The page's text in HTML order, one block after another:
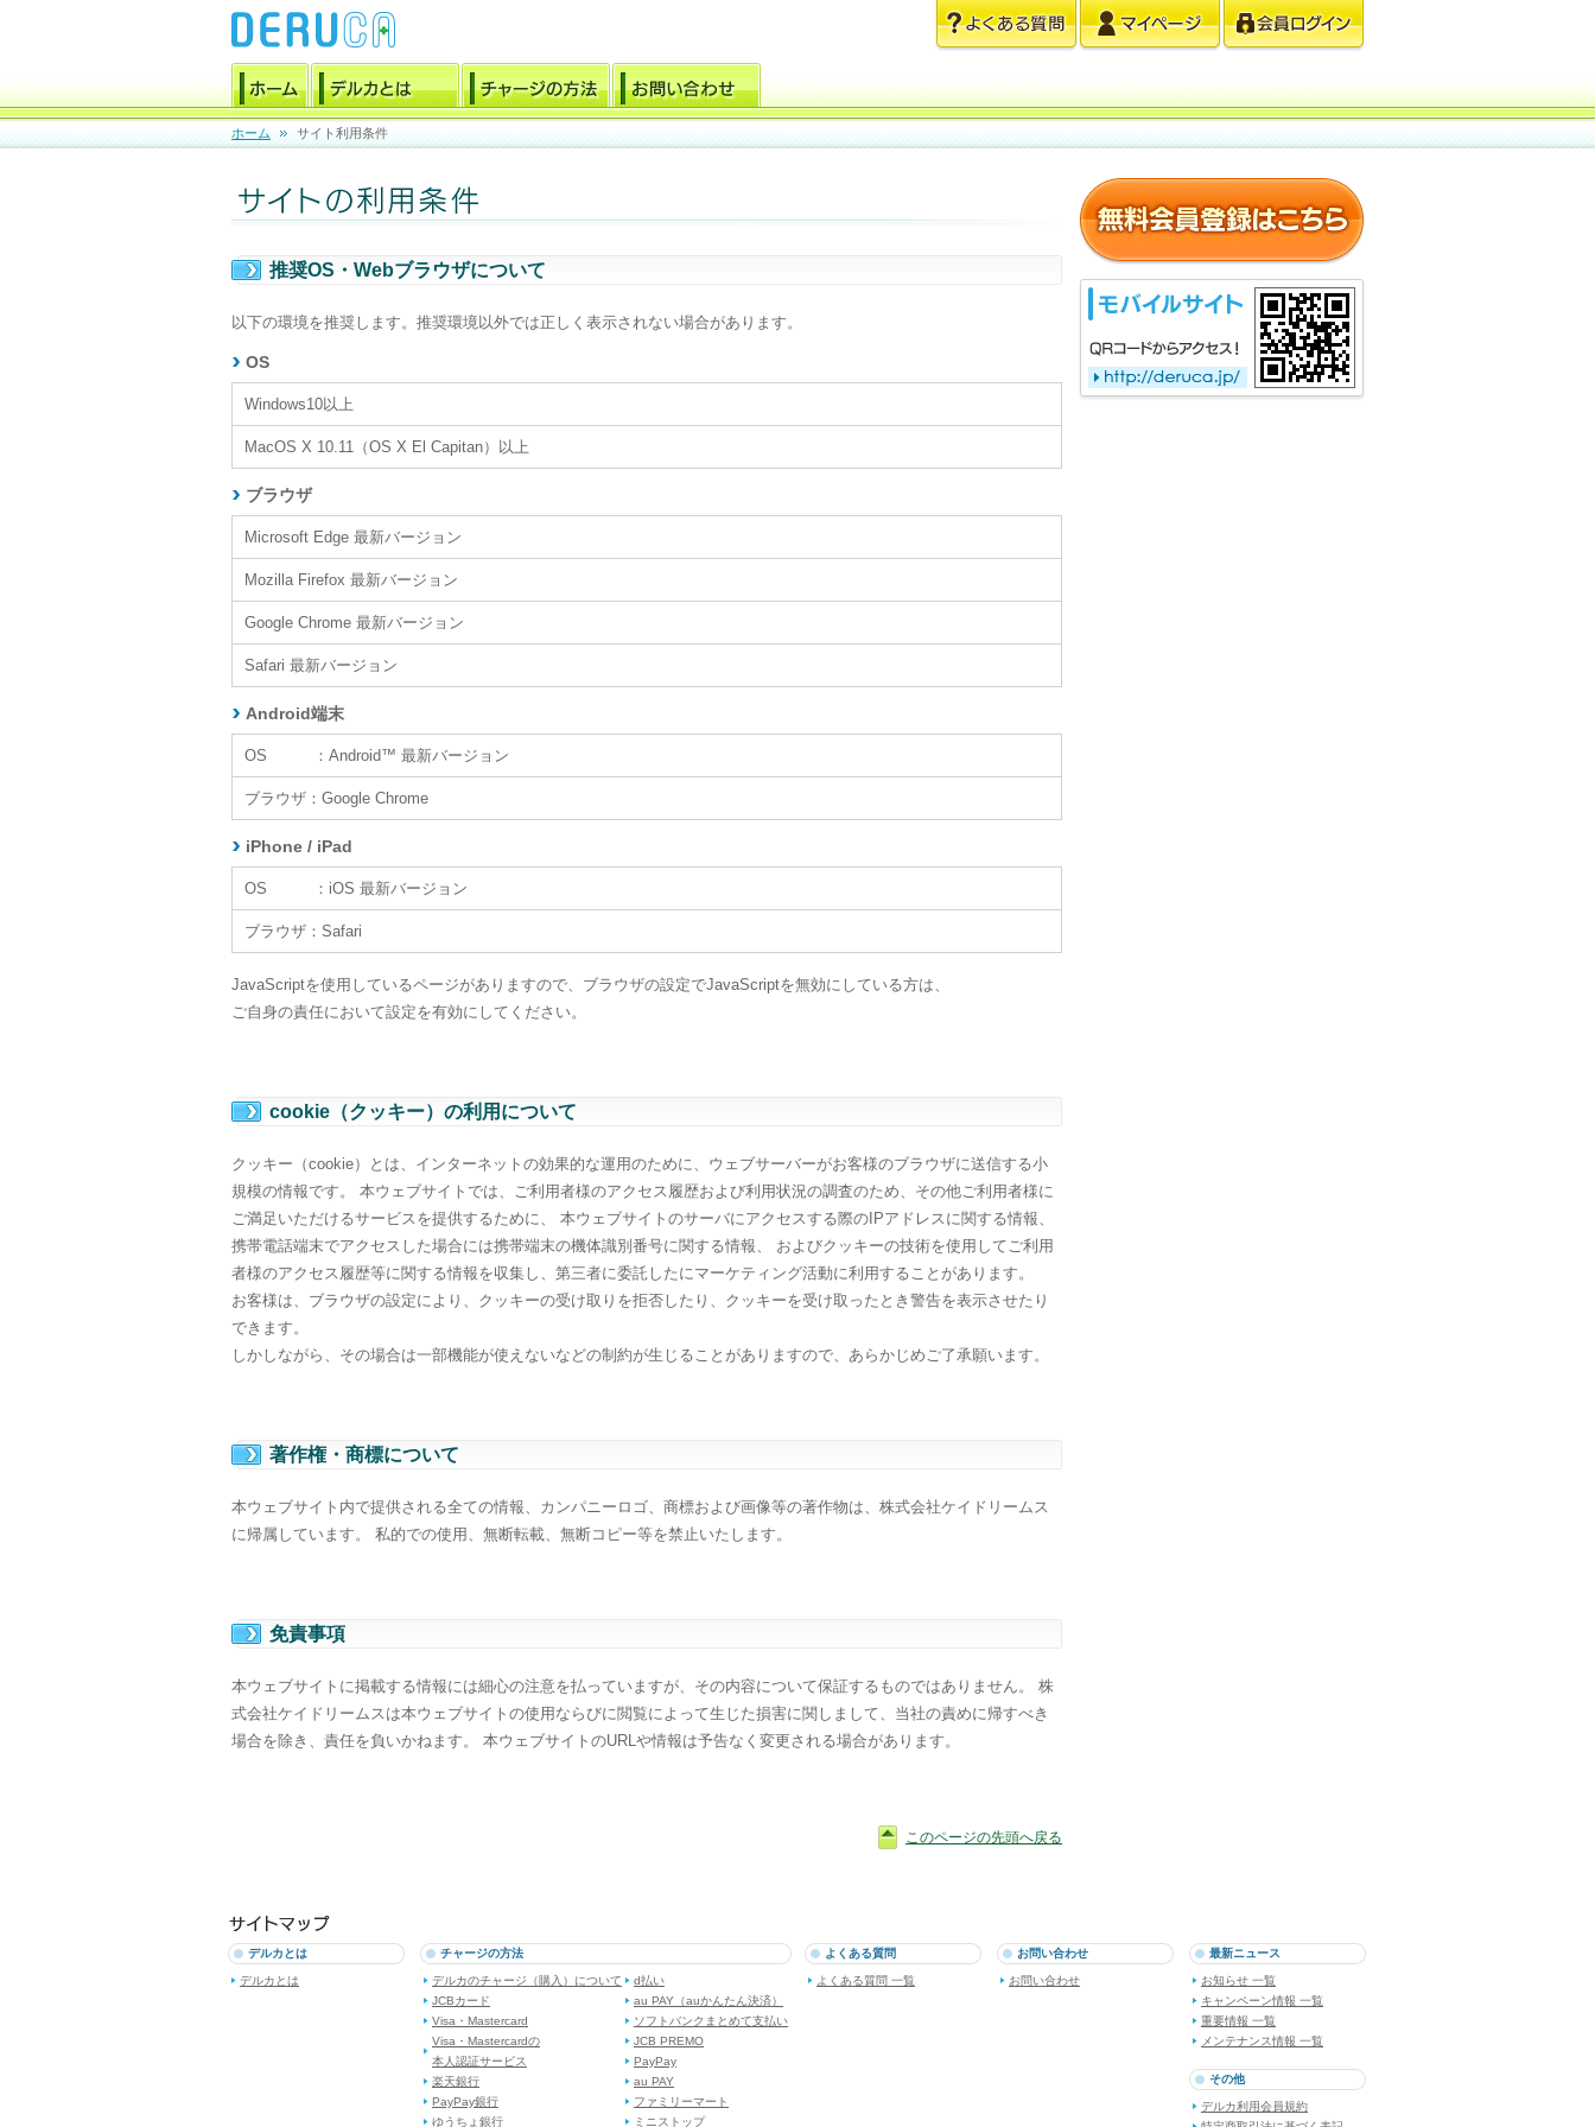
ホーム サイト利用条件
推奨OS・Webブラウザについて
以下の環境を推奨します。推奨環境以外では正しく表示されない場合があります。
OS
Windows10以上
MacOS X 10.11（OS X El Capitan）以上
ブラウザ
Microsoft Edge 最新バージョン
Mozilla Firefox 最新バージョン
Google Chrome 最新バージョン
Safari 最新バージョン
Android端末
OS ：Android™ 最新バージョン
ブラウザ：Google Chrome
iPhone / iPad
OS ：iOS 最新バージョン
ブラウザ：Safari
JavaScriptを使用しているページがありますので、ブラウザの設定でJavaScriptを無効にしている方は、
ご自身の責任において設定を有効にしてください。
cookie（クッキー）の利用について
クッキー（cookie）とは、インターネットの効果的な運用のために、ウェブサーバーがお客様のブラウザに送信する小
規模の情報です。 本ウェブサイトでは、ご利用者様のアクセス履歴および利用状況の調査のため、その他ご利用者様に
ご満足いただけるサービスを提供するために、 本ウェブサイトのサーバにアクセスする際のIPアドレスに関する情報、
携帯電話端末でアクセスした場合には携帯端末の機体識別番号に関する情報、 およびクッキーの技術を使用してご利用
者様のアクセス履歴等に関する情報を収集し、第三者に委託したにマーケティング活動に利用することがあります。
お客様は、ブラウザの設定により、クッキーの受け取りを拒否したり、クッキーを受け取ったとき警告を表示させたり
できます。
しかしながら、その場合は一部機能が使えないなどの制約が生じることがありますので、あらかじめご了承願います。
著作権・商標について
本ウェブサイト内で提供される全ての情報、カンパニーロゴ、商標および画像等の著作物は、株式会社ケイドリームス
に帰属しています。 私的での使用、無断転載、無断コピー等を禁止いたします。
免責事項
本ウェブサイトに掲載する情報には細心の注意を払っていますが、その内容について保証するものではありません。 株
式会社ケイドリームスは本ウェブサイトの使用ならびに閲覧によって生じた損害に関しまして、当社の責めに帰すべき
場合を除き、責任を負いかねます。 本ウェブサイトのURLや情報は予告なく変更される場合があります。
このページの先頭へ戻る
デルカとは
デルカとは
チャージの方法
デルカのチャージ（購入）について
JCBカード
Visa・Mastercard
Visa・Mastercardの
本人認証サービス
楽天銀行
PayPay銀行
ゆうちょ銀行
d払い
au PAY（auかんたん決済）
ソフトバンクまとめて支払い
JCB PREMO
PayPay
au PAY
ファミリーマート
ミニストップ
よくある質問
よくある質問 一覧
お問い合わせ
お問い合わせ
最新ニュース
お知らせ 一覧
キャンペーン情報 一覧
重要情報 一覧
メンテナンス情報 一覧
その他
デルカ利用会員規約